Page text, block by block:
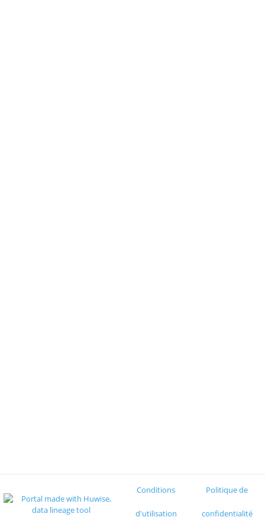
Conditions
d'utilisation
Politique de
confidentialité